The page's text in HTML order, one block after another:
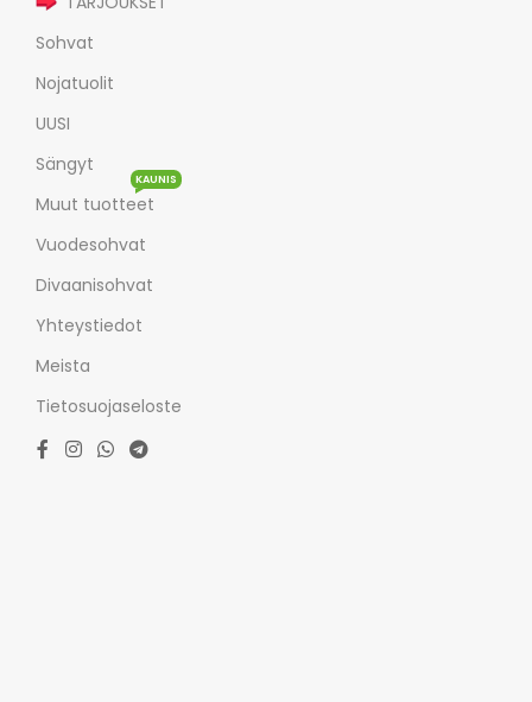
Sohvat
Nojatuolit
UUSI
Sängyt
Muut tuotteet
KAUNIS
Vuodesohvat
Divaanisohvat
Yhteystiedot
Meista
Tietosuojaseloste